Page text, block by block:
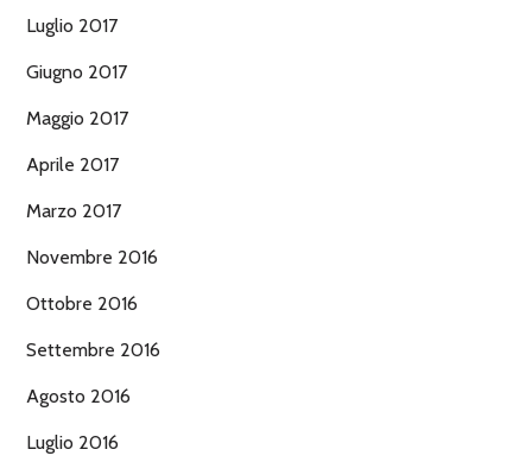
Luglio 2017
Giugno 2017
Maggio 2017
Aprile 2017
Marzo 2017
Novembre 2016
Ottobre 2016
Settembre 2016
Agosto 2016
Luglio 2016